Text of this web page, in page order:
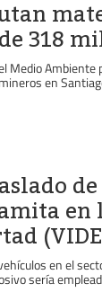
318
Medio Ambiente
en
de
en
en el
sería